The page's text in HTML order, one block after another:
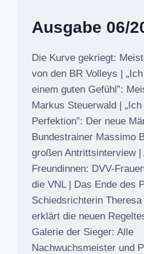
Ausgabe 06/
Die Kurve gekriegt:
von den BR Volleys |
einem guten Gefühl”:
Markus Steuerwald |
Perfektion”: Der neue
Bundestrainer Massimo
großen Antrittsinterview |
Freundinnen: DVV-
die VNL | Das Ende des
Schiedsrichterin
erklärt die neuen
Galerie der Sieger: Alle
Nachwuchsmeister und